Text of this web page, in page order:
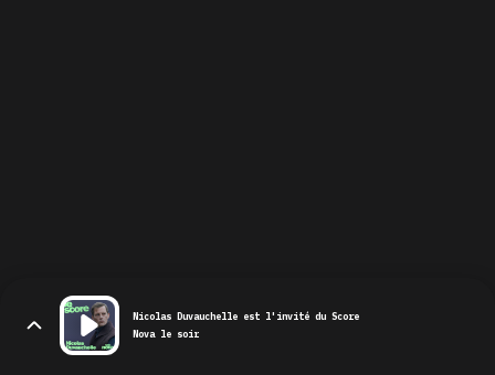
Nicolas Duvauchelle est l'invité du Score
Nova le soir